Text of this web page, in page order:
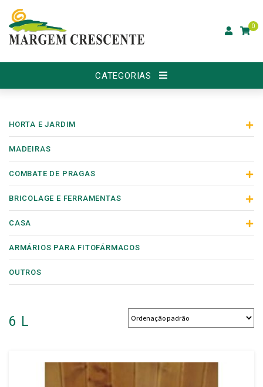
0
CATEGORIAS
HORTA E JARDIM
MADEIRAS
COMBATE DE PRAGAS
BRICOLAGE E FERRAMENTAS
CASA
ARMÁRIOS PARA FITOFÁRMACOS
OUTROS
6 L